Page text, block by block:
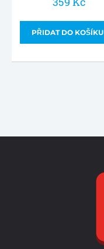
PŘIDAT DO KOŠÍKU